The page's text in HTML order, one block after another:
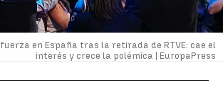
en España tras la retirada de RTVE: cae el
interés y crece la polémica | EuropaPress